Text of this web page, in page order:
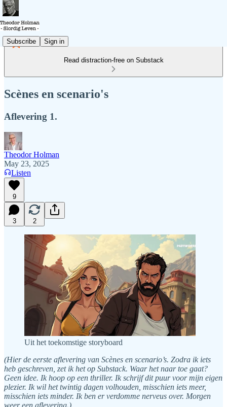
Subscribe Sign in
Read distraction-free on Substack
Scènes en scenario's
Aflevering 1.
Theodor Holman
May 23, 2025
Listen
9
3 2
Uit het toekomstige storyboard
(Hier de eerste aflevering van Scènes en scenario’s. Zodra ik iets
heb geschreven, zet ik het op Substack. Waar het naar toe gaat?
Geen idee. Ik hoop op een thriller. Ik schrijf dit puur voor mijn eigen
plezier. Ik wil het twintig dagen volhouden, misschien iets meer,
misschien iets minder. Ik ben er verdomme nerveus over. Morgen